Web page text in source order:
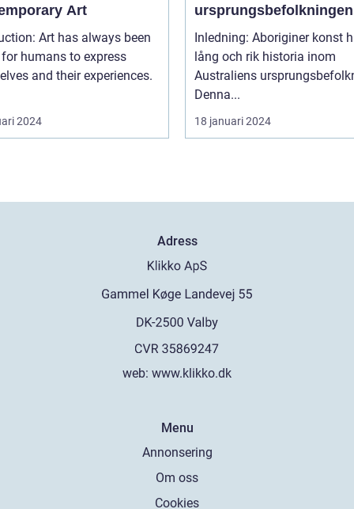
Art
Art has always been
humans to express
and their experiences.
2024
unika konstform
Inledning: Aboriginer konst
lång och rik historia inom
Australiens
Denna...
18 januari 2024
Adress
web: www.klikko.dk
Menu
Annonsering
Om oss
Cookies